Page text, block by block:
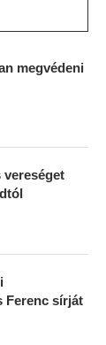
megvédeni
vereséget
Ferenc sírját